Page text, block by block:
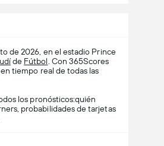
de 2026, en el estadio Prince
de Fútbol . Con 365Scores
tiempo real de todas las
los pronósticos:quién
probabilidades de tarjetas